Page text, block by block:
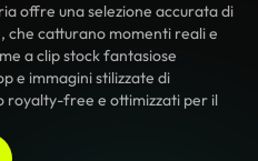
offre una selezione accurata di
che catturano momenti reali e
a clip stock fantasiose
e immagini stilizzate di
royalty-free e ottimizzati per il